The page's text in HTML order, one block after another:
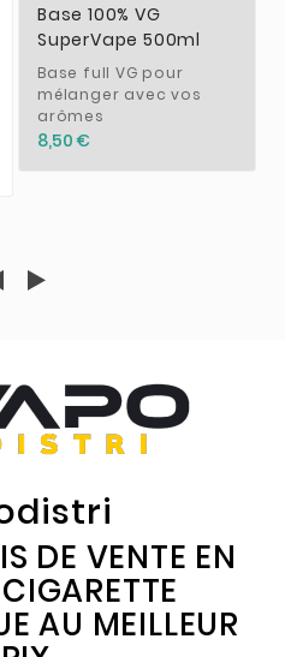
Base 100% VG
SuperVape 500ml
Base full VG pour
mélanger avec vos
arômes
8,50 €
DE VENTE EN
AU MEILLEUR